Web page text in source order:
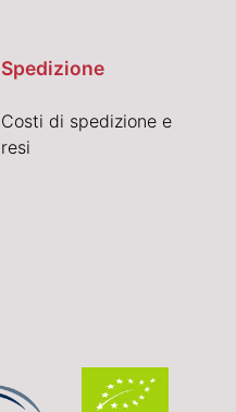
Spedizione
Costi di spedizione e
resi